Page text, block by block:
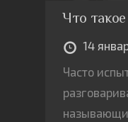
Что
14
Часто